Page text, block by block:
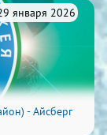
января 2026
- Айсберг